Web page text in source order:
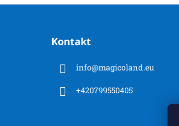
Kontakt
info@magicoland.eu
+420799550405